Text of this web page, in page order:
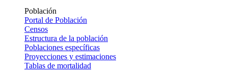
Población
Portal de Población
Censos
Estructura de la población
Poblaciones específicas
Proyecciones y estimaciones
Tablas de mortalidad